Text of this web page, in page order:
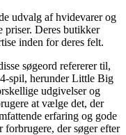
udvalg af hvidevarer og
priser. Deres butikker
inden for deres felt.
søgeord refererer til,
spil, herunder Little Big
udgivelser og
at vælge det, der
erfaring og gode
forbrugere, der søger efter